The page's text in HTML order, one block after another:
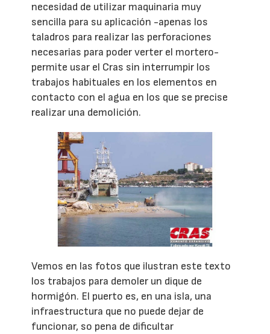
necesidad de utilizar maquinaria muy
sencilla para su aplicación -apenas los
taladros para realizar las perforaciones
necesarias para poder verter el mortero-
permite usar el Cras sin interrumpir los
trabajos habituales en los elementos en
contacto con el agua en los que se precise
realizar una demolición.
Vemos en las fotos que ilustran este texto
los trabajos para demoler un dique de
hormigón. El puerto es, en una isla, una
infraestructura que no puede dejar de
funcionar, so pena de dificultar